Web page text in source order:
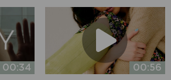
00:34
00:56